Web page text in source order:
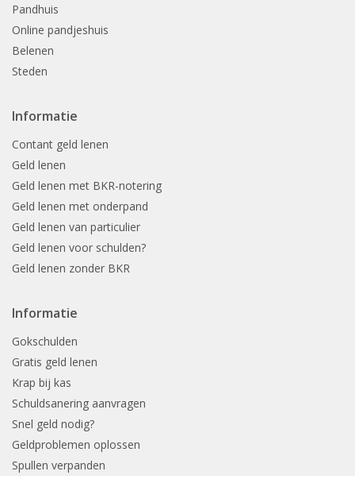
Pandhuis
Online pandjeshuis
Belenen
Steden
Informatie
Contant geld lenen
Geld lenen
Geld lenen met BKR-notering
Geld lenen met onderpand
Geld lenen van particulier
Geld lenen voor schulden?
Geld lenen zonder BKR
Informatie
Gokschulden
Gratis geld lenen
Krap bij kas
Schuldsanering aanvragen
Snel geld nodig?
Geldproblemen oplossen
Spullen verpanden